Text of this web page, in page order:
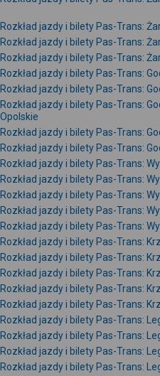
Rozkład jazdy i bilety Pas-Trans:
Rozkład jazdy i bilety Pas-Trans:
Rozkład jazdy i bilety Pas-Trans:
Rozkład jazdy i bilety Pas-Trans:
Rozkład jazdy i bilety Pas-Trans:
Rozkład jazdy i bilety Pas-Trans:
Opolskie
Rozkład jazdy i bilety Pas-Trans:
Rozkład jazdy i bilety Pas-Trans:
Rozkład jazdy i bilety Pas-Trans:
Rozkład jazdy i bilety Pas-Trans:
Rozkład jazdy i bilety Pas-Trans:
Rozkład jazdy i bilety Pas-Trans:
Rozkład jazdy i bilety Pas-Trans:
Rozkład jazdy i bilety Pas-Trans:
Rozkład jazdy i bilety Pas-Trans:
Rozkład jazdy i bilety Pas-Trans:
Rozkład jazdy i bilety Pas-Trans:
Rozkład jazdy i bilety Pas-Trans:
Rozkład jazdy i bilety Pas-Trans:
Rozkład jazdy i bilety Pas-Trans:
Rozkład jazdy i bilety Pas-Trans:
Rozkład jazdy i bilety Pas-Trans: